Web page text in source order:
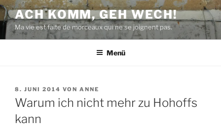
Zum
Inhalt
springen
ACH KOMM, GEH WECH!
Ma vie est faite de morceaux qui ne se joignent pas.
Menü
VERÖFFENTLICHT
AM
8. JUNI 2014 VON ANNE
Warum ich nicht mehr zu Hohoffs
kann